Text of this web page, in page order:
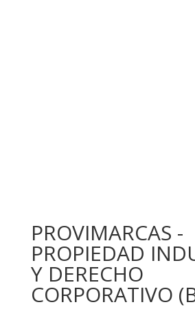
PROVIMARCAS -
PROPIEDAD
Y DERECHO
CORPORATIVO